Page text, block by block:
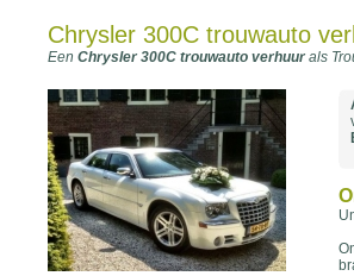
Chrysler 300C trouwauto
Een Chrysler 300C trouwauto verhuurals